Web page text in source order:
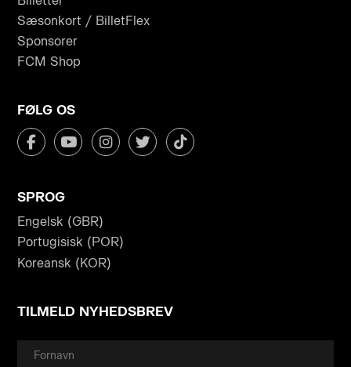
Sæsonkort / BilletFlex
Sponsorer
FCM Shop
FØLG OS
SPROG
Engelsk (GBR)
Portugisisk (POR)
Koreansk (KOR)
TILMELD NYHEDSBREV